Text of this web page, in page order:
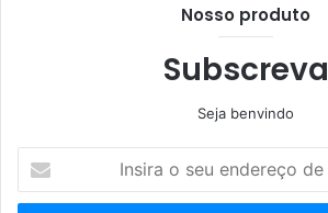
Nosso produto
Subscreva
Seja benvindo
seu